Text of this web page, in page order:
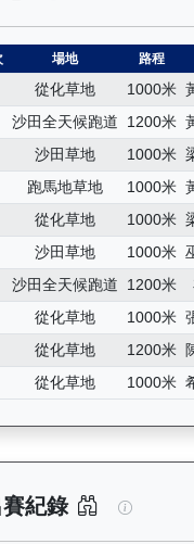
場地 路程
從化草地 1000米
沙田全天候跑道 1200米
沙田草地 1000米
跑馬地草地 1000米
從化草地 1000米
沙田草地 1000米
沙田全天候跑道 1200米
從化草地 1000米
從化草地 1200米
從化草地 1000米
紀錄 連連